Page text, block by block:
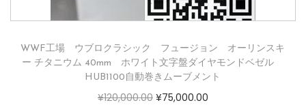
WWF工場 ウブロクラシック フュージョン オーリンスキ
ー チタニウム 40mm ホワイト文字盤ダイヤモンドベゼル
HUB1100自動巻きムーブメント
¥120,000.00 ¥75,000.00